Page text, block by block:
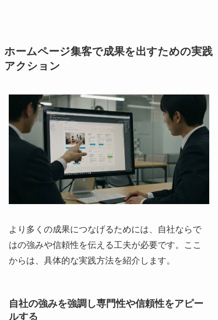
ホームページ集客で成果を出すための実践
アクション
より多くの成果につなげるためには、自社ならで
はの強みや信頼性を伝える工夫が必要です。ここ
からは、具体的な実践方法を紹介します。
自社の強みを強調し専門性や信頼性をアピー
ルする